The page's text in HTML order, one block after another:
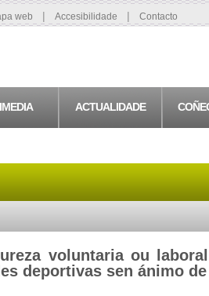
web | Accesibilidade | Contacto
ACTUALIDADE
voluntaria ou
deportivas sen ánimo